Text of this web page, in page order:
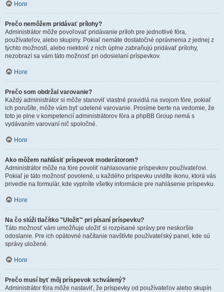
Hore
Prečo nemôžem pridávať prílohy?
Administrátor môže povoľovať pridávanie príloh pre jednotlivé fóra,
používateľov, alebo skupiny. Pokiaľ nemáte dostatočné oprávnenia z jednej z
týchto možností, alebo niektoré z nich úplne zabraňujú pridávať prílohy,
nezobrazí sa vám táto možnosť pri odosielaní príspevkov.
Hore
Prečo som obdržal varovanie?
Každý administrátor si môže stanoviť vlastné pravidlá na svojom fóre, pokiaľ
ich porušíte, môže vám byť udelené varovanie. Prosíme berte na vedomie, že
toto je plne v kompetencií administrátorov fóra a phpBB Group nemá s
vydávaním varovaní nič spoločné.
Hore
Ako môžem nahlásiť príspevok moderátorom?
Administrátor môže na fóre povoliť nahlasovanie príspevkov používateľovi.
Pokiaľ je táto možnosť povolené, u každého príspevku uvidíte ikonu, ktorá vás
privedie na formulár, kde vyplníte všetky informácie pre nahlásenie príspevku.
Hore
Na čo slúži tlačítko "Uložiť" pri písaní príspevku?
Táto možnosť vám umožňuje uložiť si rozpísané správy pre neskoršie
odoslanie. Pre ich opätovné načítanie navštívte používateľský panel, kde sú
správy uložené.
Hore
Prečo musí byť môj príspevok schválený?
Administrátor fóra môže nastaviť, že príspevky od používateľov alebo skupín